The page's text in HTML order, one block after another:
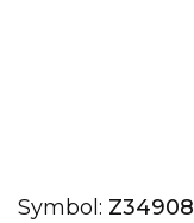
Symbol: Z34908